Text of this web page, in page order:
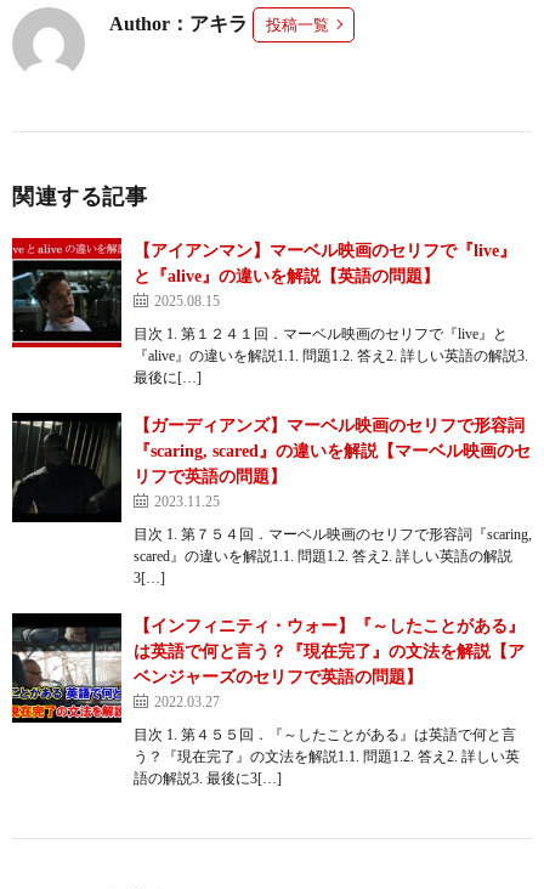
Author：アキラ 投稿一覧
関連する記事
【アイアンマン】マーベル映画のセリフで『live』
と『alive』の違いを解説【英語の問題】
2025.08.15
目次 1. 第１２４１回．マーベル映画のセリフで『live』と
『alive』の違いを解説1.1. 問題1.2. 答え2. 詳しい英語の解説3.
最後に[…]
【ガーディアンズ】マーベル映画のセリフで形容詞
『scaring, scared』の違いを解説【マーベル映画のセ
リフで英語の問題】
2023.11.25
目次 1. 第７５４回．マーベル映画のセリフで形容詞『scaring,
scared』の違いを解説1.1. 問題1.2. 答え2. 詳しい英語の解説
3[…]
【インフィニティ・ウォー】『～したことがある』
は英語で何と言う？『現在完了』の文法を解説【ア
ベンジャーズのセリフで英語の問題】
2022.03.27
目次 1. 第４５５回．『～したことがある』は英語で何と言
う？『現在完了』の文法を解説1.1. 問題1.2. 答え2. 詳しい英
語の解説3. 最後に3[…]